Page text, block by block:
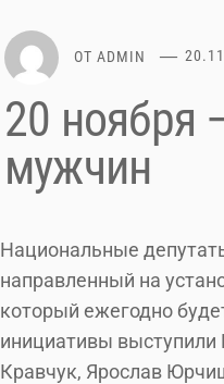
ОТ ADMIN
20 ноября
мужчин
Национальные
направленный на
который ежегодно
инициативы
Кравчук, Ярослав